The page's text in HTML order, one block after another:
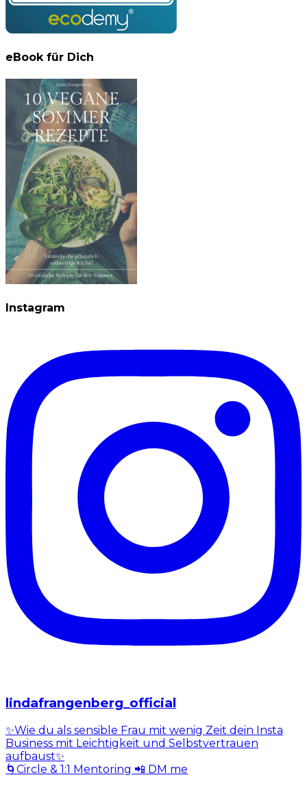
eBook für Dich
Instagram
lindafrangenberg_official
✨Wie du als sensible Frau mit wenig Zeit dein Insta
Business mit Leichtigkeit und Selbstvertrauen
aufbaust✨
🌀Circle & 1:1 Mentoring 📲 DM me